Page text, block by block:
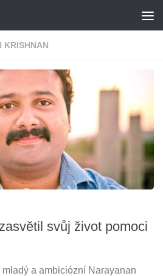
KRISHNAN
svůj život pomoci
a ambiciózní Narayanan